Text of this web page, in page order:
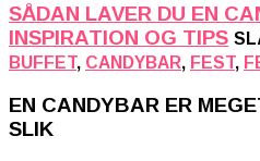
SÅDAN LAVER DU EN
INSPIRATION OG TIPS
BUFFET, CANDYBAR, FEST,
EN CANDYBAR ER
SLIK